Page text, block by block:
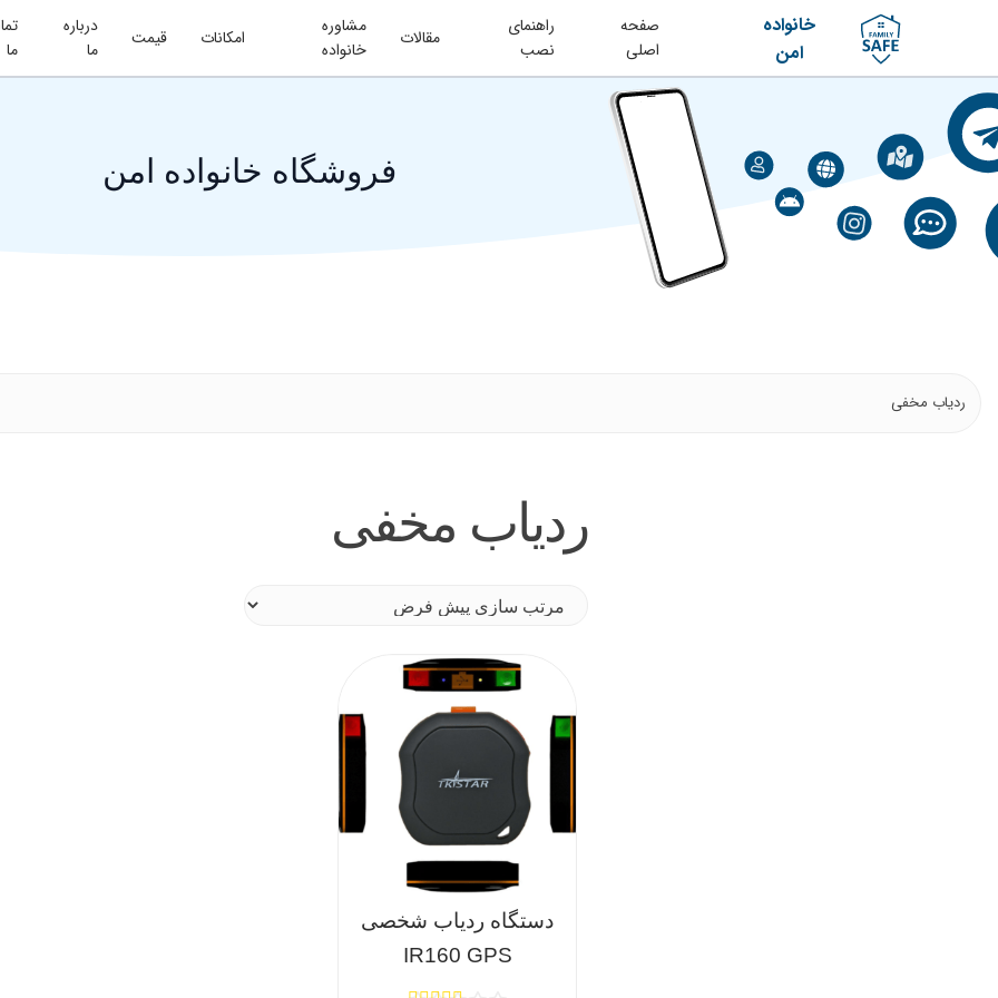
خانواده
امن
صفحه
اصلی
راهنمای
نصب
مقالات
مشاوره
خانواده
امکانات قیمت
درباره
ما
ما
فروشگاه خانواده امن
ردیاب مخفی
ردیاب مخفی
دستگاه ردیاب شخصی
IR160 GPS